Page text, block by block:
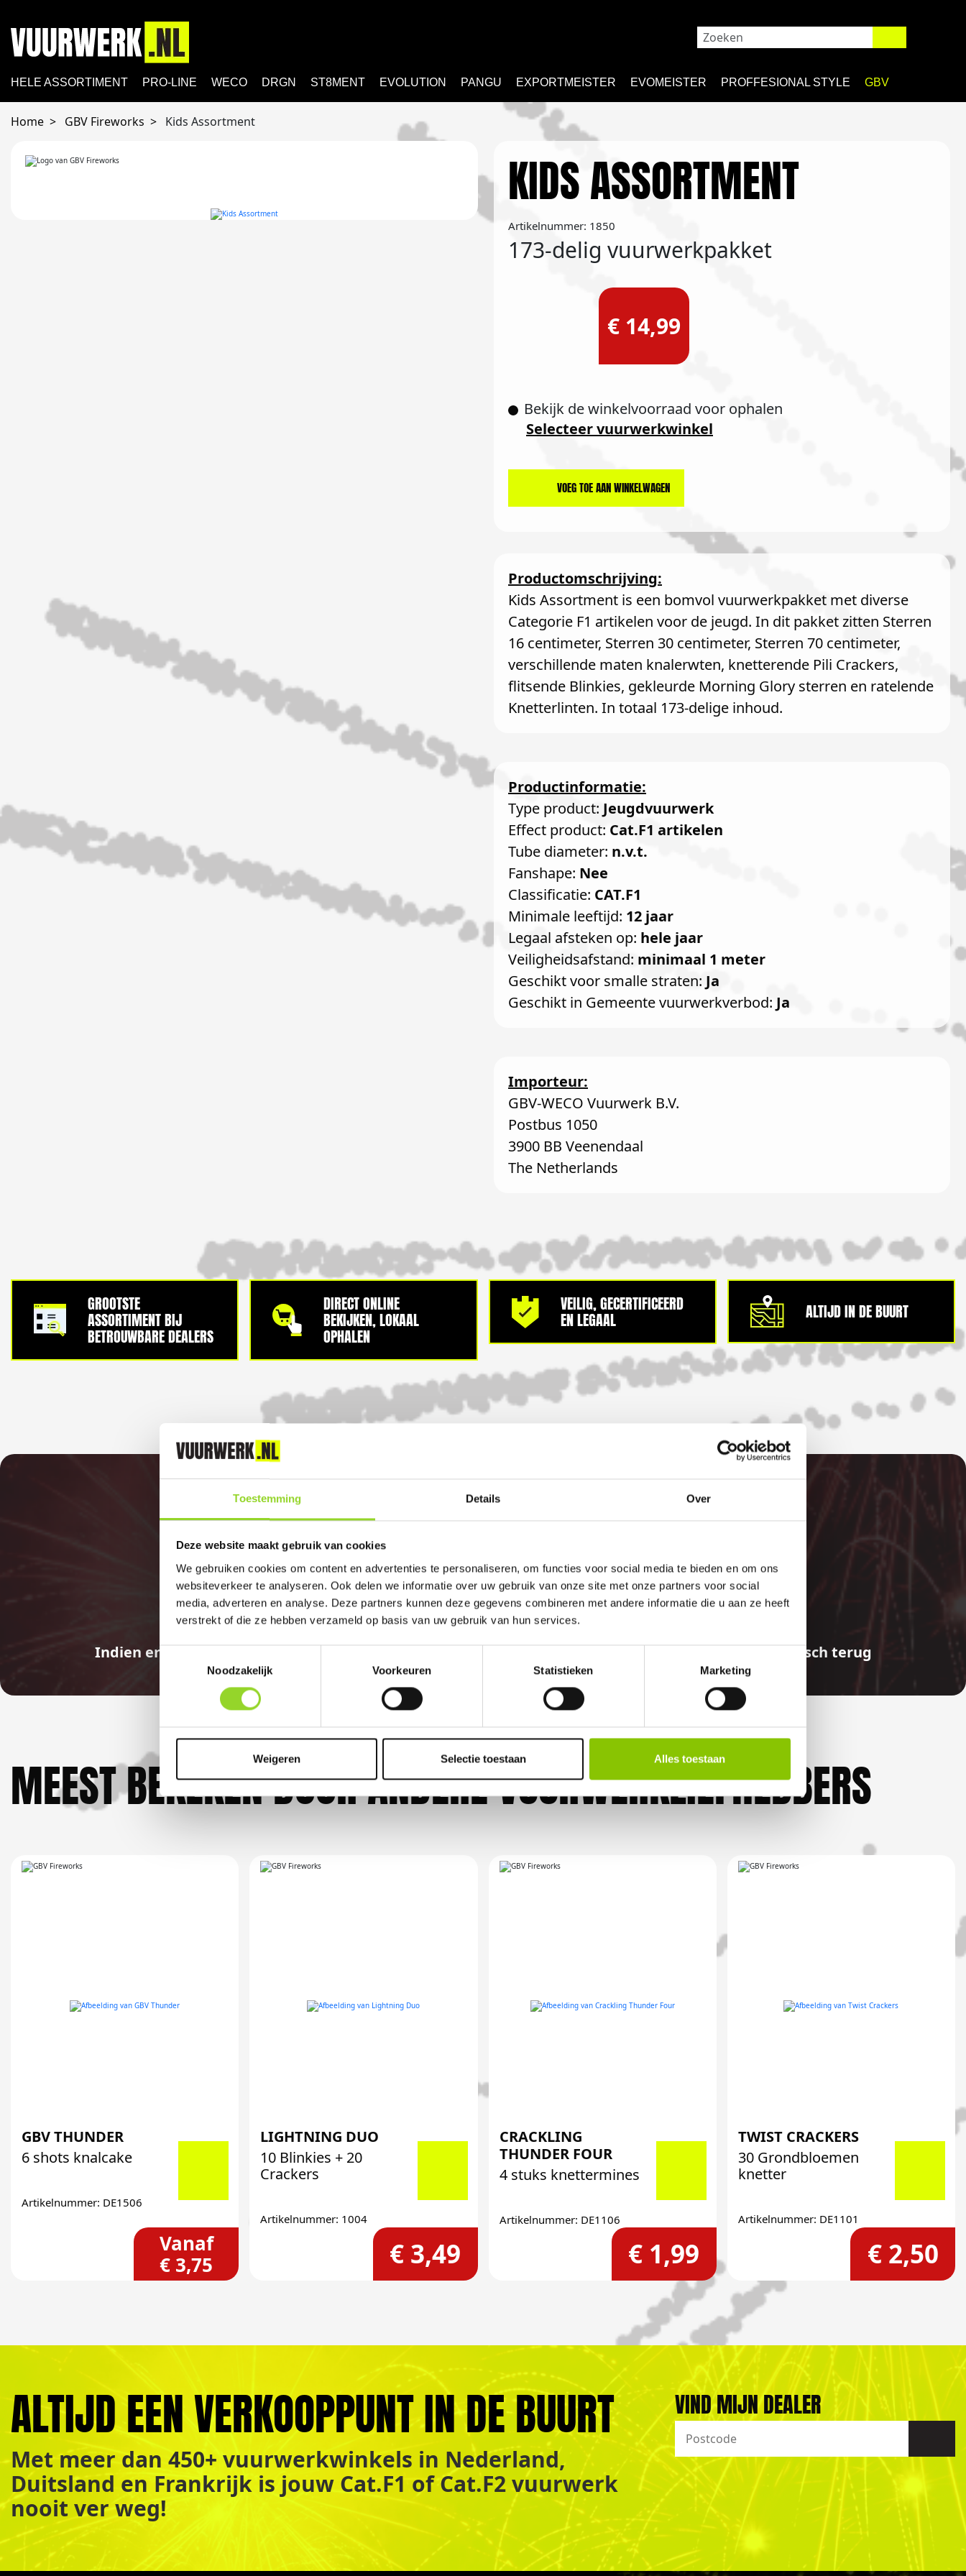
Toestemming Details Over
Deze website maakt gebruik van cookies
We gebruiken cookies om content en advertenties te personaliseren, om functies voor social media te bieden en om ons
websiteverkeer te analyseren. Ook delen we informatie over uw gebruik van onze site met onze partners voor social
media, adverteren en analyse. Deze partners kunnen deze gegevens combineren met andere informatie die u aan ze heeft
verstrekt of die ze hebben verzameld op basis van uw gebruik van hun services.
Toestemmingsselectie
Noodzakelijk
Voorkeuren Statistieken Marketing
Weigeren Selectie toestaan Alles toestaan
HELE ASSORTIMENT PRO-LINE WECO DRGN ST8MENT EVOLUTION PANGU EXPORTMEISTER EVOMEISTER PROFFESIONAL STYLE GBV
Home GBV Fireworks Kids Assortment
KIDS ASSORTMENT
Artikelnummer: 1850
173-delig vuurwerkpakket
€ 14,99
Bekijk de winkelvoorraad voor ophalen
Selecteer vuurwerkwinkel
VOEG TOE AAN WINKELWAGEN
Productomschrijving:
Kids Assortment is een bomvol vuurwerkpakket met diverse
Categorie F1 artikelen voor de jeugd. In dit pakket zitten Sterren
16 centimeter, Sterren 30 centimeter, Sterren 70 centimeter,
verschillende maten knalerwten, knetterende Pili Crackers,
flitsende Blinkies, gekleurde Morning Glory sterren en ratelende
Knetterlinten. In totaal 173-delige inhoud.
Productinformatie:
Type product: Jeugdvuurwerk
Effect product: Cat.F1 artikelen
Tube diameter: n.v.t.
Fanshape: Nee
Classificatie: CAT.F1
Minimale leeftijd: 12 jaar
Legaal afsteken op: hele jaar
Veiligheidsafstand: minimaal 1 meter
Geschikt voor smalle straten: Ja
Geschikt in Gemeente vuurwerkverbod: Ja
Importeur:
GBV-WECO Vuurwerk B.V.
Postbus 1050
3900 BB Veenendaal
The Netherlands
GROOTSTE
ASSORTIMENT BIJ
BETROUWBARE DEALERS
DIRECT ONLINE
BEKIJKEN, LOKAAL
OPHALEN
VEILIG, GECERTIFICEERD
EN LEGAAL ALTIJD IN DE BUURT
100%
GELD TERUG GARANTIE
Indien er in 2026 weer een landelijk vuurwerkverbod is, storten wij de betaalde bedragen automatisch terug
MEEST BEKEKEN DOOR ANDERE VUURWERKLIEFHEBBERS
GBV THUNDER
6 shots knalcake
Artikelnummer: DE1506
Vanaf
€ 3,75
LIGHTNING DUO
10 Blinkies + 20
Crackers
Artikelnummer: 1004
€ 3,49
CRACKLING
THUNDER FOUR
4 stuks knettermines
Artikelnummer: DE1106
€ 1,99
TWIST CRACKERS
30 Grondbloemen
knetter
Artikelnummer: DE1101
€ 2,50
ALTIJD EEN VERKOOPPUNT IN DE BUURT
Met meer dan 450+ vuurwerkwinkels in Nederland,
Duitsland en Frankrijk is jouw Cat.F1 of Cat.F2 vuurwerk
nooit ver weg!
VIND MIJN DEALER